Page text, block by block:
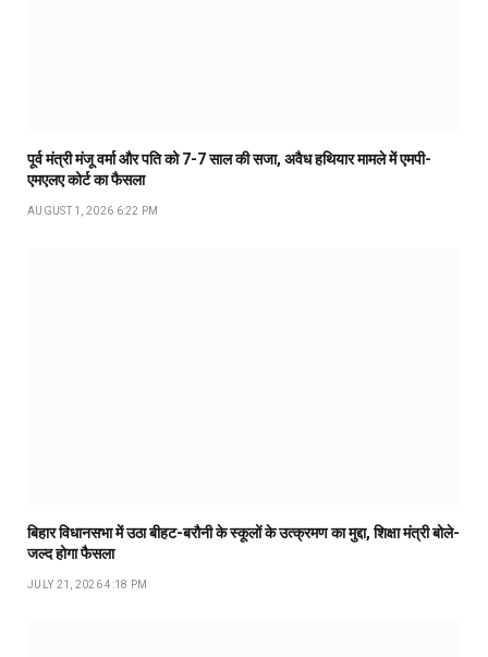
पूर्व मंत्री मंजू वर्मा और पति को 7-7 साल की सजा, अवैध हथियार मामले में एमपी-
एमएलए कोर्ट का फैसला
AUGUST 1, 2026 6:22 PM
बिहार विधानसभा में उठा बीहट-बरौनी के स्कूलों के उत्क्रमण का मुद्दा, शिक्षा मंत्री बोले-
जल्द होगा फैसला
JULY 21, 2026 4:18 PM